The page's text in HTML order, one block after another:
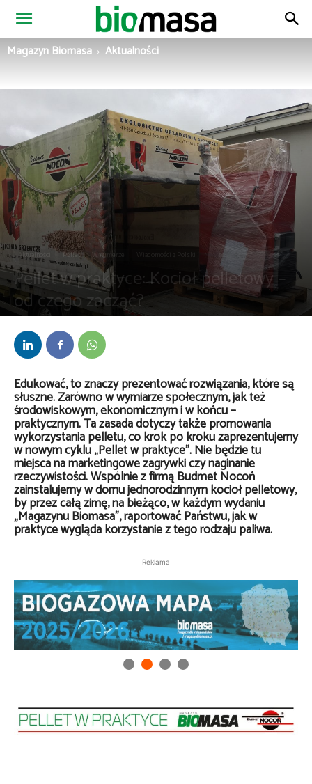
Magazyn
Magazyn Biomasa Aktualności
Aktualności Pellet W numerze Wiadomości z Polski
Pellet w praktyce: Kocioł pelletowy –
od czego zacząć?
Edukować, to znaczy prezentować rozwiązania, które są
słuszne. Zarówno w wymiarze społecznym, jak też
środowiskowym, ekonomicznym i w końcu –
praktycznym. Ta zasada dotyczy także promowania
wykorzystania pelletu, co krok po kroku zaprezentujemy
w nowym cyklu „Pellet w praktyce”. Nie będzie tu
miejsca na marketingowe zagrywki czy naginanie
rzeczywistości. Wspólnie z firmą Budmet Nocoń
zainstalujemy w domu jednorodzinnym kocioł pelletowy,
by przez całą zimę, na bieżąco, w każdym wydaniu
„Magazynu Biomasa”, raportować Państwu, jak w
praktyce wygląda korzystanie z tego rodzaju paliwa.
Reklama